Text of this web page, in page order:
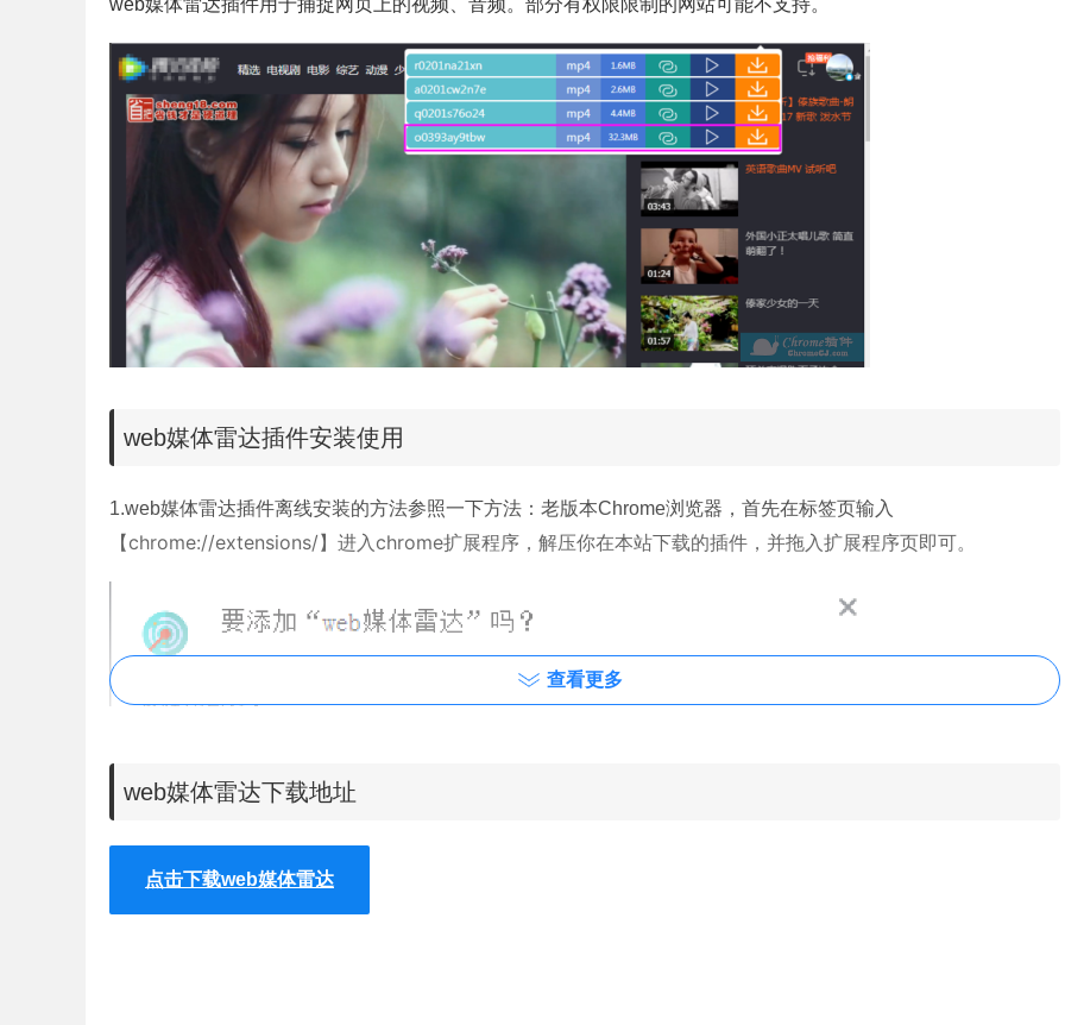
web媒体雷达插件用于捕捉网页上的视频、音频。部分有权限限制的网站可能不支持。
web媒体雷达插件安装使用
1.web媒体雷达插件离线安装的方法参照一下方法：老版本Chrome浏览器 ，首先在标签页输入
【chrome://extensions/】进入chrome扩展程序，解压你在本站下载的插件，并拖入扩展程序页即可。
查看更多
web媒体雷达下载地址
点击下载web媒体雷达